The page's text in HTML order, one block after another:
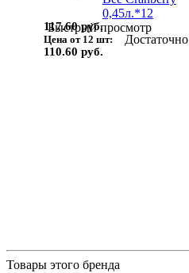
Быстрый просмотр
117.60 руб.
Цена от 12 шт:
110.60 руб.
Достаточно
Товары этого бренда